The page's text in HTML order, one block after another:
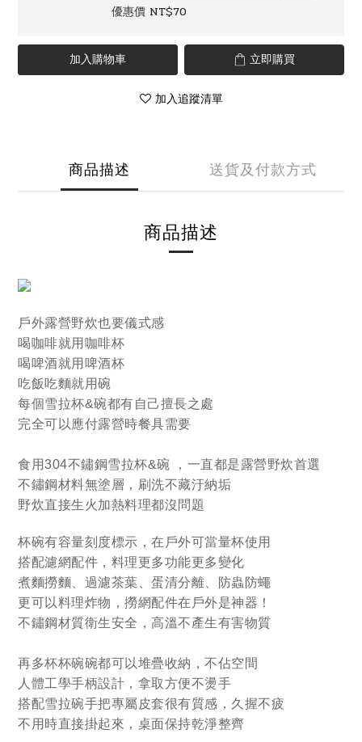
優惠價 NT$70
加入購物車 立即購買
加入追蹤清單
商品描述 送貨及付款方式
商品描述
戶外露營野炊也要儀式感
喝咖啡就用咖啡杯
喝啤酒就用啤酒杯
吃飯吃麵就用碗
每個雪拉杯&碗都有自己擅長之處
完全可以應付露營時餐具需要
食用304不鏽鋼雪拉杯&碗 ， 一直都是露營野炊首選
不鏽鋼材料無塗層，刷洗不藏汙納垢
野炊直接生火加熱料理都沒問題
杯碗有容量刻度標示，在戶外可當量杯使用
搭配濾網配件，料理更多功能更多變化
煮麵撈麵、過濾茶葉、蛋清分離、防蟲防蠅
更可以料理炸物，撈網配件在戶外是神器！
不鏽鋼材質衛生安全，高溫不產生有害物質
再多杯杯碗碗都可以堆疊收納，不佔空間
人體工學手柄設計，拿取方便不燙手
搭配雪拉碗手把專屬皮套很有質感，久握不疲
不用時直接掛起來，桌面保持乾淨整齊